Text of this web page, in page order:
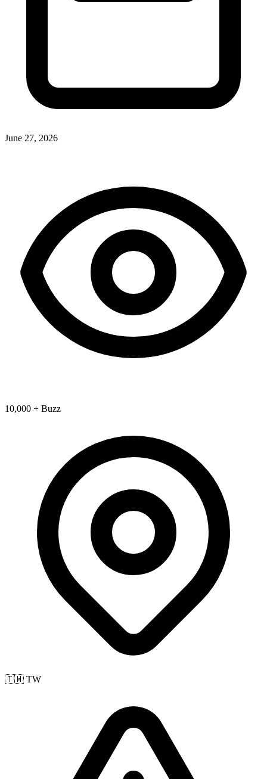
June 27, 2026
10,000 + Buzz
🇹🇼 TW